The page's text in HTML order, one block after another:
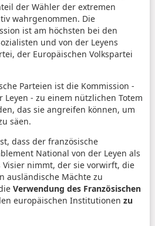
der Wähler der extremen
wahrgenommen. Die
ist am höchsten bei den
und von der Leyens
der Europäischen Volkspartei
Parteien ist die Kommission -
- zu einem nützlichen Totem
das sie angreifen können, um
säen.
dass der französische
National von der Leyen als
nimmt, der sie vorwirft, die
ausländische Mächte zu
Verwendung des Französischen
europäischen Institutionen zu